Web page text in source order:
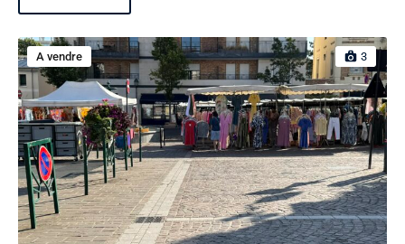
A vendre 3